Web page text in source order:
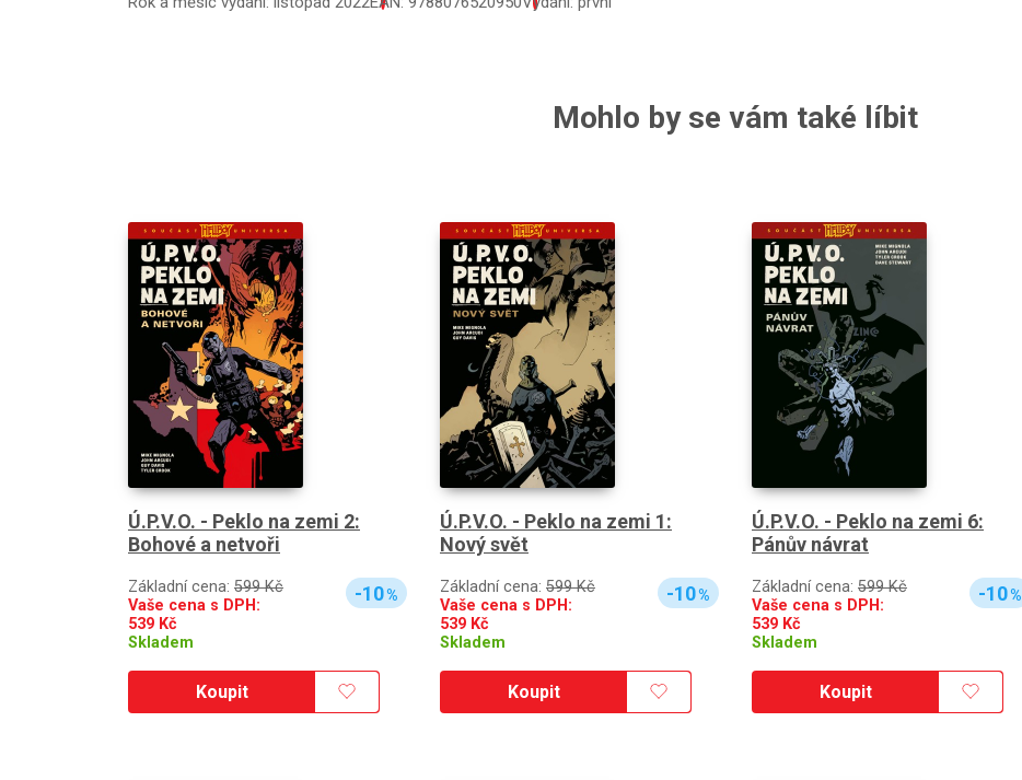
Mohlo by se vám také líbit
Ú.P.V.O. - Peklo na zemi 2:
Bohové a netvoři
Základní cena: 599 Kč
Vaše cena s DPH:
539 Kč
Skladem
-10%
Koupit
Ú.P.V.O. - Peklo na zemi 1:
Nový svět
Základní cena: 599 Kč
Vaše cena s DPH:
539 Kč
Skladem
-10%
Koupit
Ú.P.V.O. - Peklo na zemi 6:
Pánův návrat
Základní cena: 599 Kč
Vaše cena s DPH:
539 Kč
Skladem
-10%
Koupit